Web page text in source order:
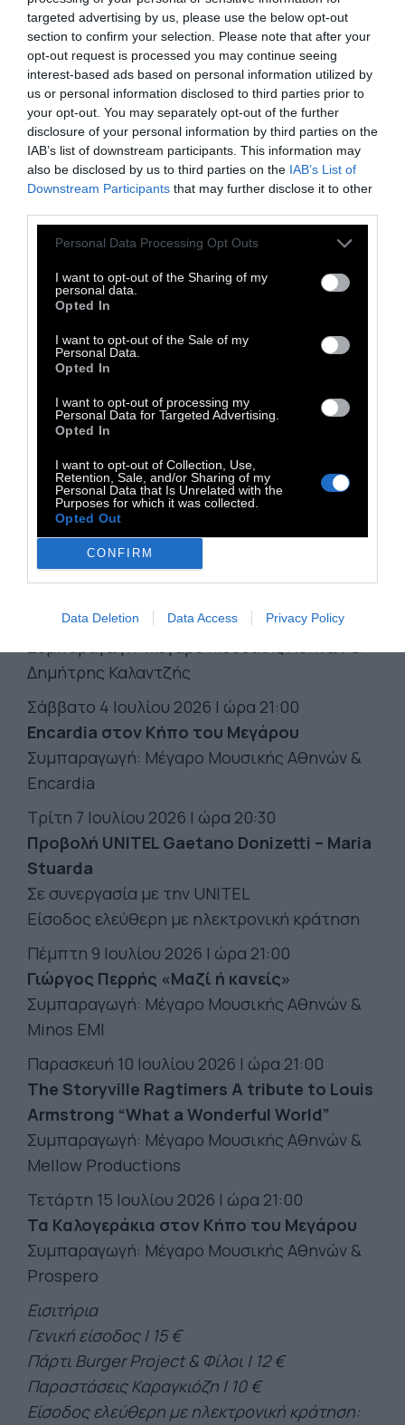
targeted advertising by us, please use the below opt-out
section to confirm your selection. Please note that after your
opt-out request is processed you may continue seeing
interest-based ads based on personal information utilized by
us or personal information disclosed to third parties prior to
your opt-out. You may separately opt-out of the further
disclosure of your personal information by third parties on the
IAB’s list of downstream participants. This information may
also be disclosed by us to third parties on the IAB’s List of
Downstream Participants that may further disclose it to other
Personal Data Processing Opt Outs
I want to opt-out of the Sharing of my
personal data.
Opted In
I want to opt-out of the Sale of my
Personal Data.
Opted In
I want to opt-out of processing my
Personal Data for Targeted Advertising.
Opted In
I want to opt-out of Collection, Use,
Retention, Sale, and/or Sharing of my
Personal Data that Is Unrelated with the
Purposes for which it was collected.
Opted Out
CONFIRM
Data Deletion Data Access Privacy Policy
Σάββατο 27 Ιουνίου 2026 Ι ώρα έναρξης 18:00
Burger Project & Φίλοι Πάρτι στον Κήπο
του Μεγάρου –Volume 4
18:00 – 19:00 | Bobos DJ Set & Happenings
19:00 – 20:30 | Συναυλία Burger Project
20:30 – 22:00 | Bobos DJ Set & Happenings
Συμπαραγωγή: Μέγαρο Μουσικής Αθηνών &
Mellow Productions Υποστήριξη: Bobos Arts
Festival
Τρίτη 30 Ιουνίου & Τετάρτη 1 Ιουλίου 2026 Ι
ώρα 20:30
«Οι άθλοι του Ηρακλή»
Συμπαραγωγή: Μέγαρο Μουσικής Αθηνών &
Θίασος Ηλία Καρελλά
Πέμπτη 2 Ιουλίου 2026 Ι ώρα 20:30
Προβολή UNITEL Wiener Philharmoniker
Augustin Hadelich • Gautier Capuçon
Christian Thielemann
Σε συνεργασία με την UNITEL
Είσοδος ελεύθερη με ηλεκτρονική κράτηση
Δημήτρης Καλαντζής «Χθες το βράδυ»
Συμπαραγωγή: Μέγαρο Μουσικής Αθηνών &
Δημήτρης Καλαντζής
Σάββατο 4 Ιουλίου 2026 Ι ώρα 21:00
Encardia στον Κήπο του Μεγάρου
Συμπαραγωγή: Μέγαρο Μουσικής Αθηνών &
Encardia
Τρίτη 7 Ιουλίου 2026 Ι ώρα 20:30
Προβολή UNITEL Gaetano Donizetti – Maria
Stuarda
Σε συνεργασία με την UNITEL
Είσοδος ελεύθερη με ηλεκτρονική κράτηση
Πέμπτη 9 Ιουλίου 2026 Ι ώρα 21:00
Γιώργος Περρής «Μαζί ή κανείς»
Συμπαραγωγή: Μέγαρο Μουσικής Αθηνών &
Minos EMI
Παρασκευή 10 Ιουλίου 2026 Ι ώρα 21:00
The Storyville Ragtimers A tribute to Louis
Armstrong “What a Wonderful World”
Συμπαραγωγή: Μέγαρο Μουσικής Αθηνών &
Mellow Productions
Τετάρτη 15 Ιουλίου 2026 Ι ώρα 21:00
Τα Καλογεράκια στον Κήπο του Μεγάρου
Συμπαραγωγή: Μέγαρο Μουσικής Αθηνών &
Prospero
Εισιτήρια
Γενική είσοδος | 15 €
Πάρτι Burger Project & Φίλοι | 12 €
Παραστάσεις Καραγκιόζη | 10 €
Είσοδος ελεύθερη με ηλεκτρονική κράτηση: